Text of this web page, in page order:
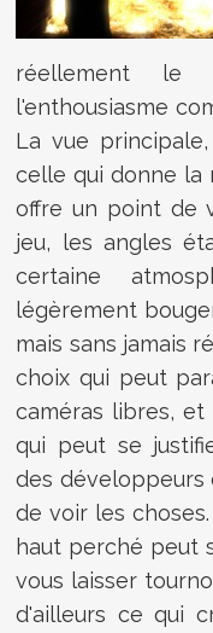
réellement le
l'enthousiasme
La vue
celle qui donne la
offre un point de
jeu, les angles
certaine
légèrement
mais sans jamais
choix qui peut
caméras libres, et
qui peut se
des développeurs
de voir les
haut perché peut
vous laisser
d'ailleurs ce qui